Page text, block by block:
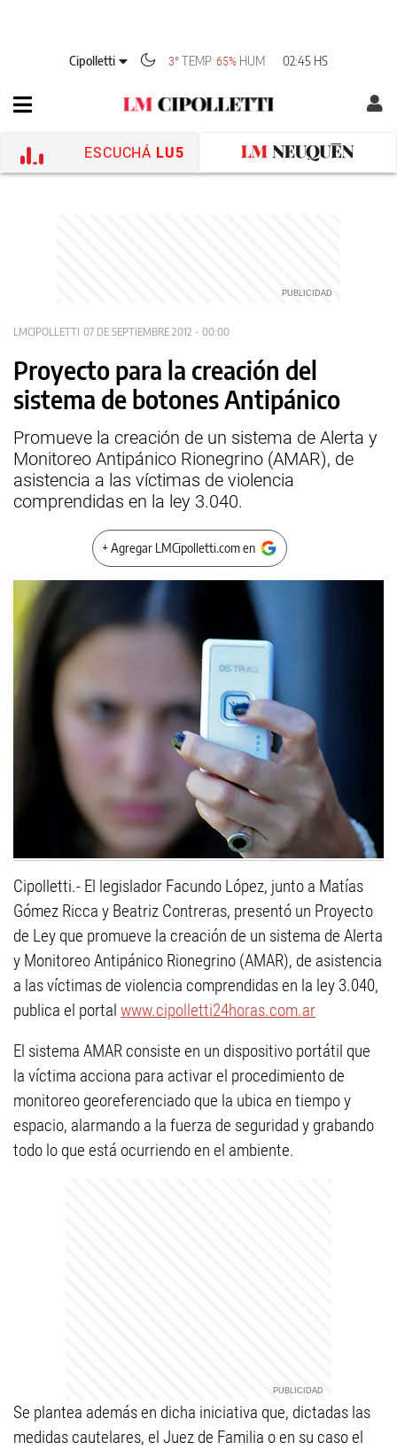
Cipolletti 3° TEMP 65% HUM 02:45 HS
ESCUCHÁ LU5
LMCIPOLLETTI 07 DE SEPTIEMBRE 2012 - 00:00
Proyecto para la creación del
sistema de botones Antipánico
Promueve la creación de un sistema de Alerta y
Monitoreo Antipánico Rionegrino (AMAR), de
asistencia a las víctimas de violencia
comprendidas en la ley 3.040.
+ Agregar LMCipolletti.com en
Cipolletti.- El legislador Facundo López, junto a Matías
Gómez Ricca y Beatriz Contreras, presentó un Proyecto
de Ley que promueve la creación de un sistema de Alerta
y Monitoreo Antipánico Rionegrino (AMAR), de asistencia
a las víctimas de violencia comprendidas en la ley 3.040,
publica el portal www.cipolletti24horas.com.ar
El sistema AMAR consiste en un dispositivo portátil que
la víctima acciona para activar el procedimiento de
monitoreo georeferenciado que la ubica en tiempo y
espacio, alarmando a la fuerza de seguridad y grabando
todo lo que está ocurriendo en el ambiente.
Se plantea además en dicha iniciativa que, dictadas las
medidas cautelares, el Juez de Familia o en su caso el